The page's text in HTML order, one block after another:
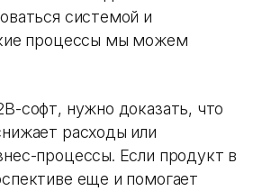
системой и
процессы мы можем
софт, нужно доказать, что
расходы или
процессы. Если продукт в
еще и помогает